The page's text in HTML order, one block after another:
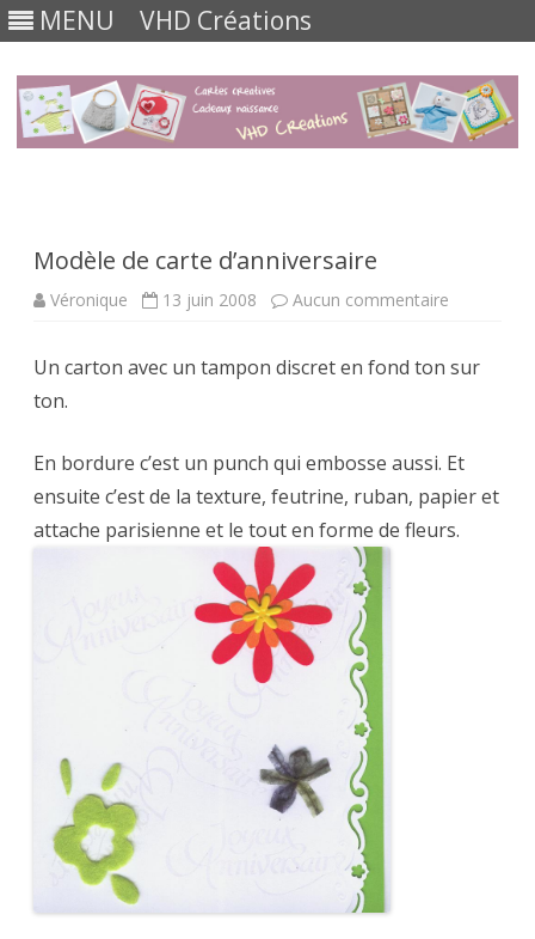
MENU VHD Créations
Modèle de carte d’anniversaire
Véronique 13 juin 2008 Aucun commentaire
Un carton avec un tampon discret en fond ton sur
ton.
En bordure c’est un punch qui embosse aussi. Et
ensuite c’est de la texture, feutrine, ruban, papier et
attache parisienne et le tout en forme de fleurs.